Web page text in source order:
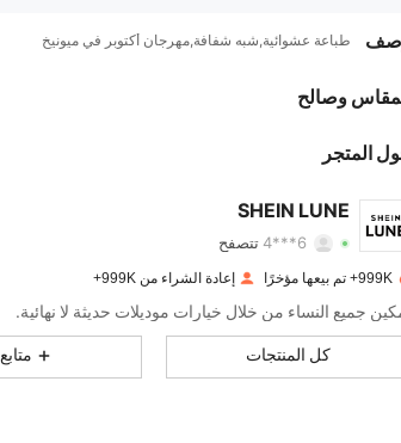
طباعة عشوائية,شبه شفافة,مهرجان أكتوبر في ميونيخ
وصالح
المتجر
SHEIN LUNE
4.91
4.91 تقييم 26Kقطع
4.91
26K
4.91
26K
999K+ تم بيعها مؤخرًا إعادة الشراء من 999K+
جميع النساء من خلال خيارات موديلات حديثة لا نهائية.
كل المنتجات متابع